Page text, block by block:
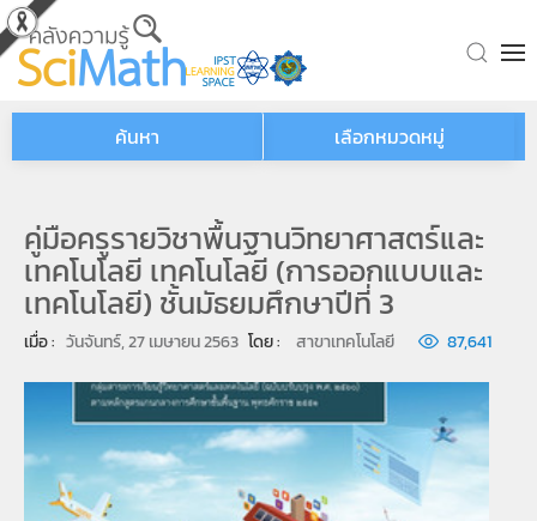
Skip to main content
ค้นหา เลือกหมวดหมู่
คู่มือครูรายวิชาพื้นฐานวิทยาศาสตร์และ
เทคโนโลยี เทคโนโลยี (การออกแบบและ
เทคโนโลยี) ชั้นมัธยมศึกษาปีที่ 3
เมื่อ : วันจันทร์, 27 เมษายน 2563 โดย : สาขาเทคโนโลยี 87,641